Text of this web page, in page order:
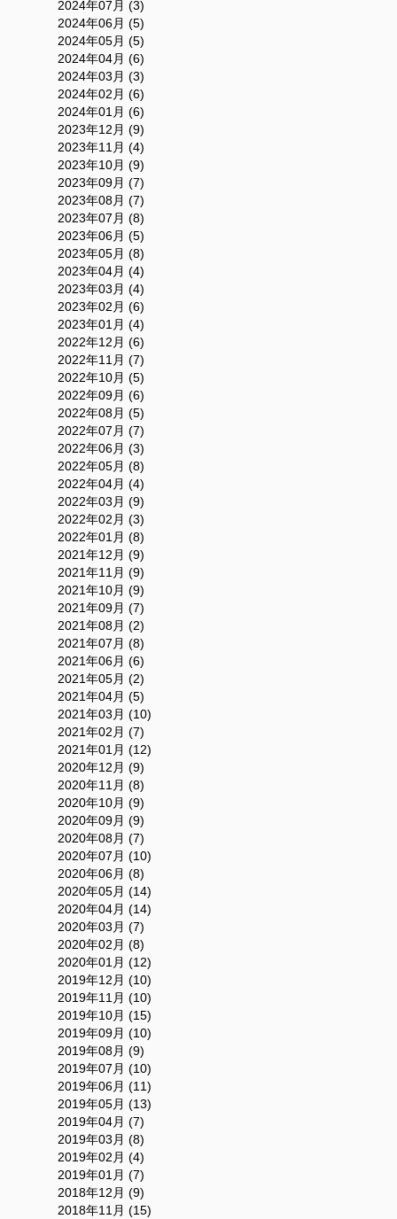
2024年07月 (3)
2024年06月 (5)
2024年05月 (5)
2024年04月 (6)
2024年03月 (3)
2024年02月 (6)
2024年01月 (6)
2023年12月 (9)
2023年11月 (4)
2023年10月 (9)
2023年09月 (7)
2023年08月 (7)
2023年07月 (8)
2023年06月 (5)
2023年05月 (8)
2023年04月 (4)
2023年03月 (4)
2023年02月 (6)
2023年01月 (4)
2022年12月 (6)
2022年11月 (7)
2022年10月 (5)
2022年09月 (6)
2022年08月 (5)
2022年07月 (7)
2022年06月 (3)
2022年05月 (8)
2022年04月 (4)
2022年03月 (9)
2022年02月 (3)
2022年01月 (8)
2021年12月 (9)
2021年11月 (9)
2021年10月 (9)
2021年09月 (7)
2021年08月 (2)
2021年07月 (8)
2021年06月 (6)
2021年05月 (2)
2021年04月 (5)
2021年03月 (10)
2021年02月 (7)
2021年01月 (12)
2020年12月 (9)
2020年11月 (8)
2020年10月 (9)
2020年09月 (9)
2020年08月 (7)
2020年07月 (10)
2020年06月 (8)
2020年05月 (14)
2020年04月 (14)
2020年03月 (7)
2020年02月 (8)
2020年01月 (12)
2019年12月 (10)
2019年11月 (10)
2019年10月 (15)
2019年09月 (10)
2019年08月 (9)
2019年07月 (10)
2019年06月 (11)
2019年05月 (13)
2019年04月 (7)
2019年03月 (8)
2019年02月 (4)
2019年01月 (7)
2018年12月 (9)
2018年11月 (15)